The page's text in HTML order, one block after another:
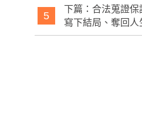
5
下篇：合法蒐證
寫下結局、奪回人